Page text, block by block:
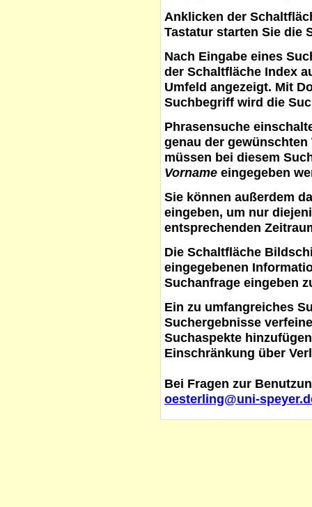
Anklicken der
Tastatur starten Sie die
Nach Eingabe eines
der Schaltfläche Index
Umfeld angezeigt. Mit
Suchbegriff wird die
Phrasensuche
genau der
müssen bei diesem
Vorname eingegeben
Sie können außerdem
eingeben, um nur
entsprechenden
Die Schaltfläche
eingegebenen
Suchanfrage eingeben
Ein zu umfangreiches
Suchergebnisse
Suchaspekte
Einschränkung über
Bei Fragen zur
oesterling@uni-